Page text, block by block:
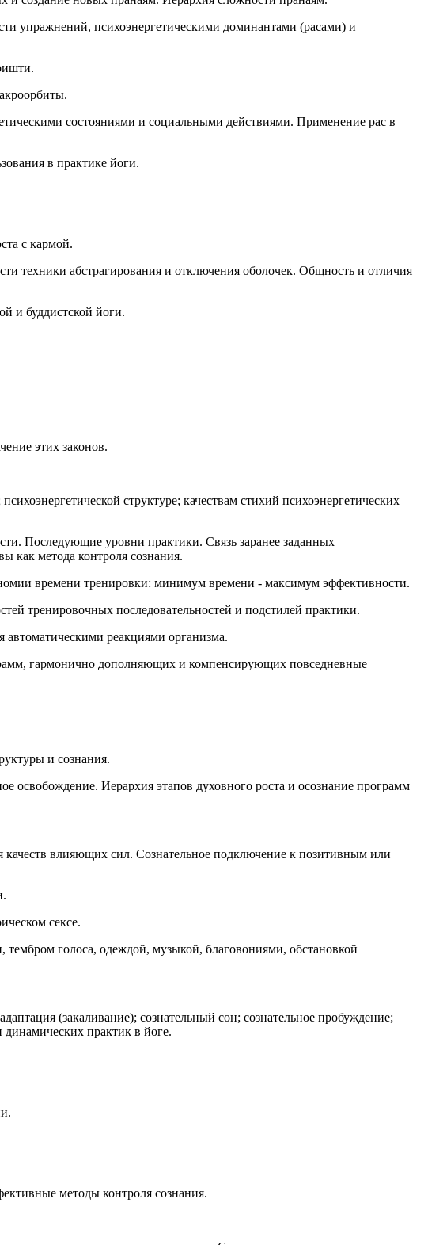
упражнений, психоэнергетическими доминантами (расами) и
состояниями и социальными действиями. Применение рас в
в практике йоги.
с кармой.
техники абстрагирования и отключения оболочек. Общность и отличия
и буддистской йоги.
этих законов.
структуре; качествам стихий психоэнергетических
Последующие уровни практики. Связь заранее заданных
метода контроля сознания.
времени тренировки: минимум времени - максимум эффективности.
тренировочных последовательностей и подстилей практики.
реакциями организма.
гармонично дополняющих и компенсирующих повседневные
и сознания.
освобождение. Иерархия этапов духовного роста и осознание программ
влияющих сил. Сознательное подключение к позитивным или
сексе.
голоса, одеждой, музыкой, благовониями, обстановкой
(закаливание); сознательный сон; сознательное пробуждение;
динамических практик в йоге.
методы контроля сознания.